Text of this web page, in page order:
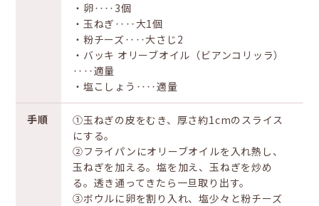
・卵‥‥3個
・玉ねぎ‥‥大1個
・粉チーズ‥‥大さじ2
・バッキ オリーブオイル（ビアンコリッラ）
‥‥適量
・塩こしょう‥‥適量
手順
①玉ねぎの皮をむき、厚さ約1cmのスライス
にする。
②フライパンにオリーブオイルを入れ熱し、
玉ねぎを加える。塩を加え、玉ねぎを炒め
る。透き通ってきたら一旦取り出す。
③ボウルに卵を割り入れ、塩少々と粉チーズ